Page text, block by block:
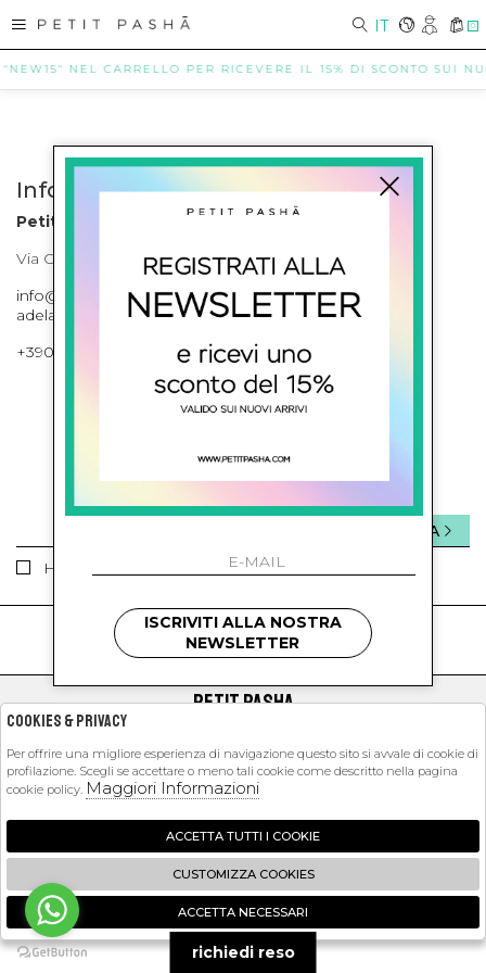
IT 0
NEL CARRELLO PER RICEVERE IL 15% DI SCONTO SUI
Info contatti
Petit Pasha
Via Cilea, 255 Napoli Corso Umberto I 301 Napoli
info@petitpasha.com, petitpasha@hotmail.it,
adelaide.petitpasha@hotmail.com
+39081643421 , +390812351280
ISCRIVITI ALLA NEWSLETTER
Ho letto ed accettato le condizioni sulla privacy.
INVIA
kids
PETIT PASHA
EXTRA
2026 Petit Pasha - P.iva : 09423341214 Powered by
Zucchetti
🍪
ISCRIVITI ALLA NOSTRA
NEWSLETTER
richiedi reso
Cookies & Privacy
Per offrire una migliore esperienza di navigazione questo sito si avvale di cookie di
profilazione. Scegli se accettare o meno tali cookie come descritto nella pagina
cookie policy. Maggiori Informazioni
ACCETTA TUTTI I COOKIE
CUSTOMIZZA COOKIES
ACCETTA NECESSARI